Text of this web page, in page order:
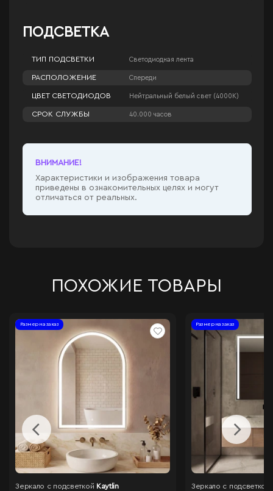
ПОДСВЕТКА
ТИП ПОДСВЕТКИ Светодиодная лента
РАСПОЛОЖЕНИЕ Спереди
ЦВЕТ СВЕТОДИОДОВ Нейтральный белый свет (4000К)
СРОК СЛУЖБЫ 40.000 часов
ВНИМАНИЕ!
Характеристики и изображения товара
приведены в ознакомительных целях и могут
отличаться от реальных.
ПОХОЖИЕ ТОВАРЫ
Размер на заказ
Зеркало с подсветкой Kaytlin
Размер на заказ
Зеркало с подсветкой